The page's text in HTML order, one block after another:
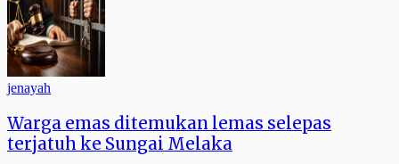
jenayah
Warga emas ditemukan lemas selepas
terjatuh ke Sungai Melaka